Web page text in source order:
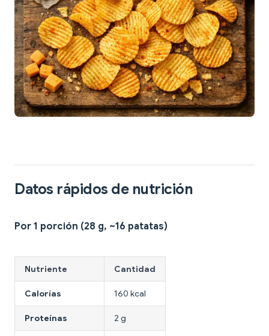
Datos rápidos de nutrición
Por 1 porción (28 g, ~16 patatas)
Nutriente Cantidad
Calorías 160 kcal
Proteínas 2 g